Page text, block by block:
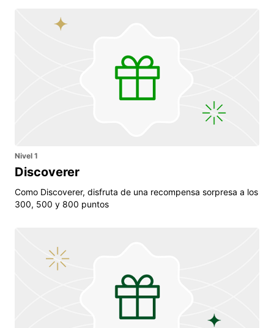
Nivel 1
Discoverer
Como Discoverer, disfruta de una recompensa sorpresa a los
300, 500 y 800 puntos